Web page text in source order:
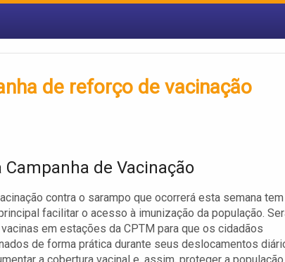
de reforço de vacinação
Campanha de Vacinação
contra o sarampo que ocorrerá esta semana tem
facilitar o acesso à imunização da população.
em estações da CPTM para que os cidadãos
de forma prática durante seus deslocamentos